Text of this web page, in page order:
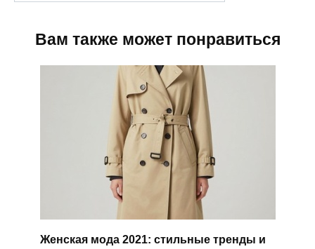
Вам также может понравиться
Женская мода 2021: стильные тренды и